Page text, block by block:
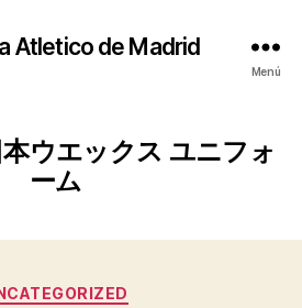
Atletico de Madrid
Menú
ウエックス ユニフォ
ーム
Categorías